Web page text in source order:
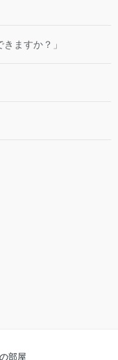
ますか？」
部屋